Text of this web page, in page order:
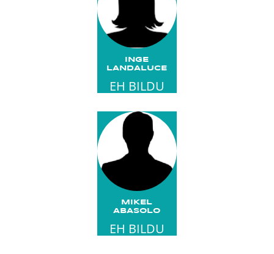
INGE
LANDALUCE
EH BILDU
MIKEL
ABASOLO
EH BILDU